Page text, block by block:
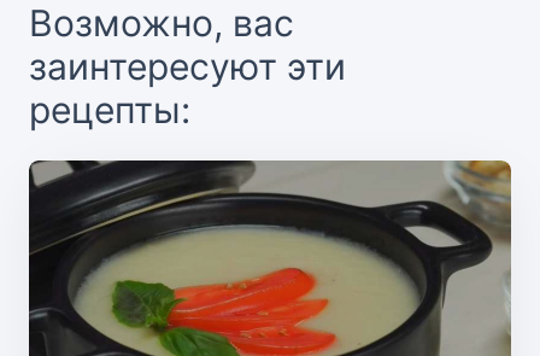
Возможно, вас
заинтересуют эти
рецепты: